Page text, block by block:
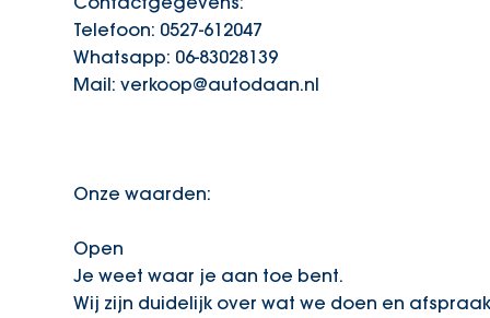
Telefoon: 0527-612047
Whatsapp: 06-83028139
Mail: verkoop@autodaan.nl
Onze waarden:
Open
Je weet waar je aan toe bent.
Wij zijn duidelijk over wat we doen en